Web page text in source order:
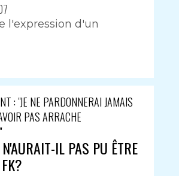
l'expression d'un
: "JE NE PARDONNERAI JAMAIS
PAS ARRACHE
IL PAS PU ÊTRE